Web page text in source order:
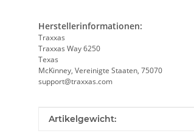
Herstellerinformationen:
Traxxas
Traxxas Way 6250
Texas
McKinney, Vereinigte Staaten, 75070
support@traxxas.com
Produkteigenschaft
Wert
Artikelgewicht: